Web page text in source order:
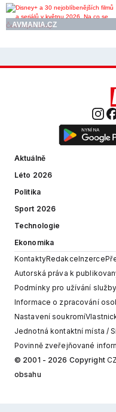
AVMANIA.CZ
Aktuálně
Léto 2026
Politika
Sport 2026
Technologie
Ekonomika
KontaktyRedakceInzerce
Autorská práva k
Podmínky pro užívání
Informace o zpracování
Nastavení soukromí
Jednotná kontaktní místa /
Povinně zveřejňované
© 2001 - 2026 Copyright
obsahu